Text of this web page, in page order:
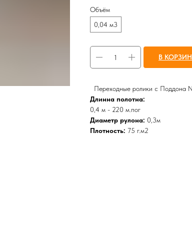
Объём
0,04 м3
В
Переходные ролики с Поддона
Длинна полотна:
0,4 м - 220 м.пог
Диаметр рулона: 0,3м
Плотность: 75 г.м2